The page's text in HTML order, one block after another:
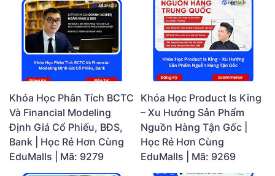
Khóa Học Phân Tích BCTC
Và Financial Modeling
Định Giá Cổ Phiếu, BĐS,
Bank | Học Rẻ Hơn Cùng
EduMalls | Mã: 9279
Khóa Học Product Is King
– Xu Hướng Sản Phẩm
Nguồn Hàng Tận Gốc |
Học Rẻ Hơn Cùng
EduMalls | Mã: 9269